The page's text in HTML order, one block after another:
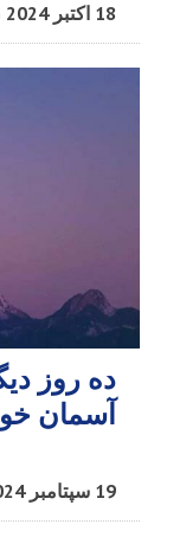
18 اکتبر 2024 01:53
ده روز
آسمان
19 سپتامبر 2024 16:58